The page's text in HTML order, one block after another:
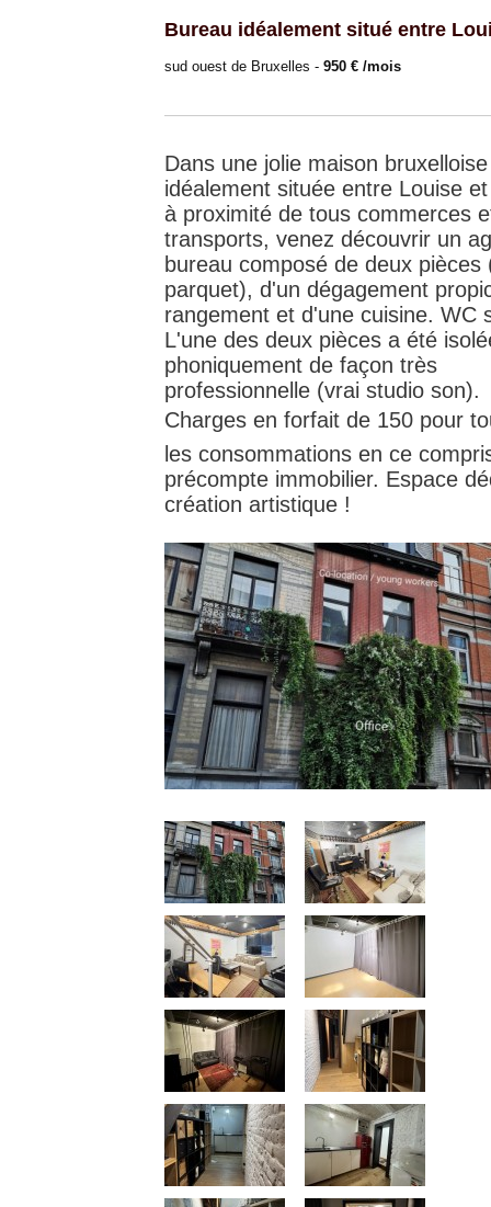
Bureau idéalement situé entre
sud ouest de Bruxelles - 950 € /mois
Dans une jolie maison bruxelloise
idéalement située entre Louise
à proximité de tous commerces
transports, venez découvrir un
bureau composé de deux pièces
parquet), d'un dégagement
rangement et d'une cuisine. WC
L'une des deux pièces a été
phoniquement de façon très
professionnelle (vrai studio son).
Charges en forfait de 150 pour
les consommations en ce
précompte immobilier. Espace
création artistique !